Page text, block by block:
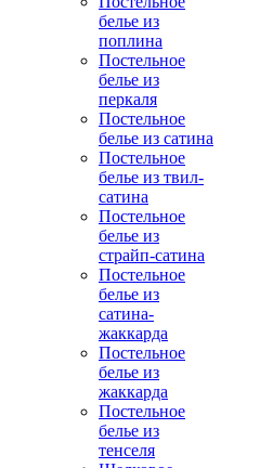
белье из
поплина
Постельное
белье из
перкаля
Постельное
белье из сатина
Постельное
белье из твил-
сатина
Постельное
белье из
страйп-сатина
Постельное
белье из
сатина-
жаккарда
Постельное
белье из
жаккарда
Постельное
белье из
тенселя